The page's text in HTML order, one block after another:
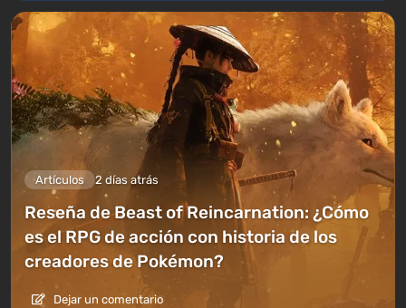
Artículos 2 días atrás
Reseña de Beast of Reincarnation: ¿Cómo
es el RPG de acción con historia de los
creadores de Pokémon?
Dejar un comentario